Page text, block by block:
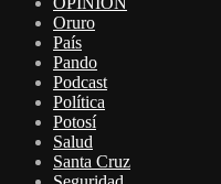
Oruro
País
Pando
Podcast
Política
Potosí
Salud
Santa Cruz